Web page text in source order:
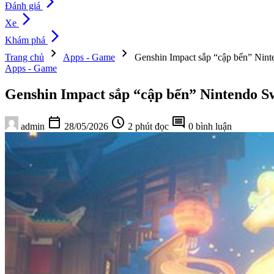
Đánh giá
Xe arrow_forward_ios
Khám phá arrow_forward_ios
Trang chủ chevron_right Apps - Game chevron_right
Genshin Impact sắp “cập bến”
Apps - Game
Genshin Impact sắp “cập bến” Nintendo
admin calendar_today 28/05/2026 schedule 2 phút đọc comment 0 bình luận